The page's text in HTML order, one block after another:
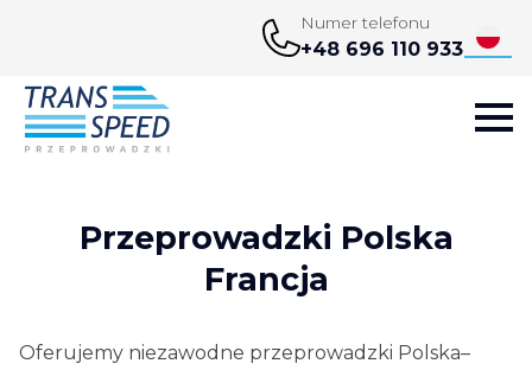
Numer telefonu
+48 696 110 933
Przeprowadzki Polska
Francja
Oferujemy niezawodne przeprowadzki Polska–